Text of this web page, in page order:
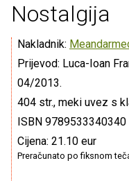
Nostalgija
Nakladnik:
Prijevod: Luca-Ioan
04/2013.
404 str., meki uvez s
ISBN 9789533340340
Cijena: 21.10 eur
Preračunato po fiksnom